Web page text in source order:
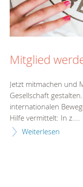
Mitglied
Jetzt mitmachen und
Gesellschaft
internationalen
Hilfe vermittelt: In z....
Weiterlesen